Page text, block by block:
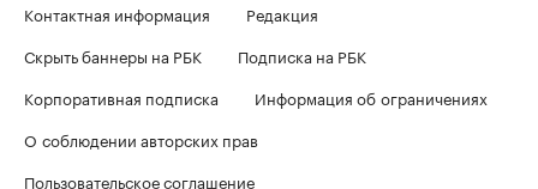
Контактная информация
Редакция
Скрыть баннеры на РБК
Подписка на РБК
Корпоративная подписка
Информация об ограничениях
О соблюдении авторских прав
Пользовательское соглашение